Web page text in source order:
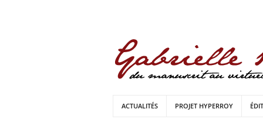
ACTUALITÉS PROJET HYPERROY